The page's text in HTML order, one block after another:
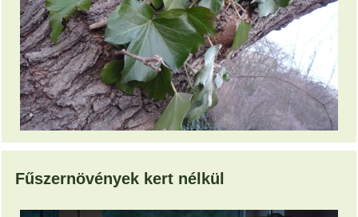
Fűszernövények kert nélkül